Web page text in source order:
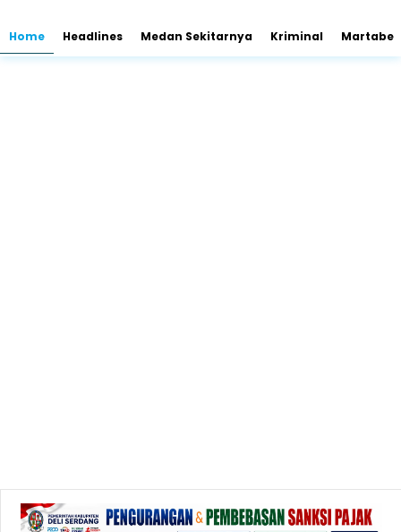
Home Headlines Medan Sekitarnya Kriminal Martabe